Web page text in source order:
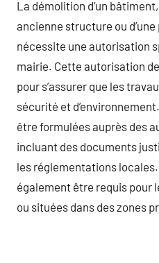
La démolition d’un bâtiment,
ancienne structure ou
nécessite une autorisation
mairie. Cette autorisation
pour s’assurer que les
sécurité et
être formulées auprès des
incluant des documents
les réglementations
également être requis pour
ou situées dans des zones